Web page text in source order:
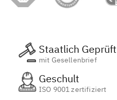
Staatlich Geprüft
mit Gesellenbrief
Geschult
ISO 9001 zertifiziert